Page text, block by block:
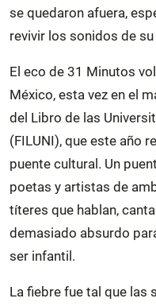
se quedaron afuera,
revivir los sonidos de
El eco de 31 Minutos
México, esta vez en el
del Libro de las
(FILUNI), que este año
puente cultural. Un
poetas y artistas de
títeres que hablan,
demasiado absurdo
ser infantil.
La fiebre fue tal que las